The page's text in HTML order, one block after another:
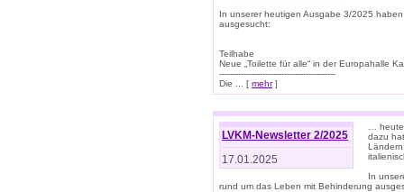
In unserer heutigen Ausgabe 3/2025
ausgesucht:
Teilhabe
Neue „Toilette für alle“ in der Europahalle
-------------------------------------------
Die ... [ mehr]
LVKM-Newsletter 2/2025
17.01.2025
…
dazu
In
rund um das Leben mit Behinderung